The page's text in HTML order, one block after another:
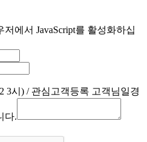
에서 JavaScript를 활성화하십
3시) / 관심고객등록 고객님일경
다.